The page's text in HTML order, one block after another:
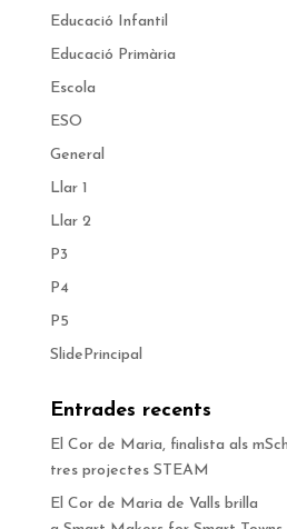
Educació Infantil
Educació Primària
Escola
ESO
General
Llar 1
Llar 2
P3
P4
P5
SlidePrincipal
Entrades recents
El Cor de Maria, finalista als
tres projectes STEAM
El Cor de Maria de Valls brilla